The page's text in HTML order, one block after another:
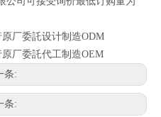
厂委託设计制造ODM
厂委託代工制造OEM
条:
条: